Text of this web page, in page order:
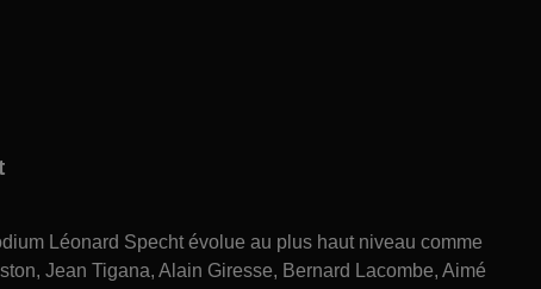
Léonard Specht évolue au plus haut niveau comme
Jean Tigana, Alain Giresse, Bernard Lacombe, Aimé